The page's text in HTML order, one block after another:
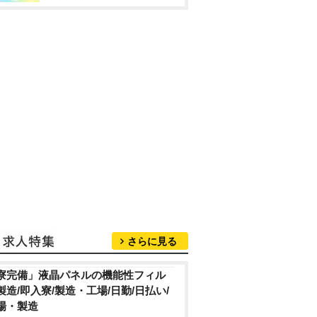
さらに見る
完備」液晶パネルの機能性フィル
造/即入寮/製造・工場/日勤/日払い/
・製造